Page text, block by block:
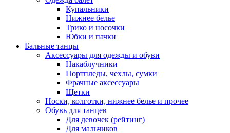
Купальники
Нижнее белье
Трико и носочки
Юбки и пачки
Бальные танцы
Аксессуары для одежды и обуви
Накаблучники
Портпледы, чехлы, сумки
Фрачные аксессуары
Щетки
Носки, колготки, нижнее белье и прочее
Обувь для танцев
Для девочек (рейтинг)
Для мальчиков